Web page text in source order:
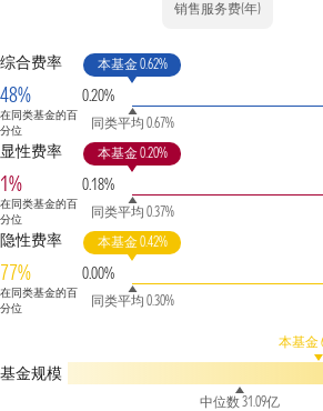
销售服务费(年)
综合费率
48%
在同类基金的百
分位
0.20%
本基金 0.62%
同类平均 0.67%
显性费率
1%
在同类基金的百
分位
0.18%
本基金 0.20%
同类平均 0.37%
隐性费率
77%
在同类基金的百
分位
0.00%
本基金 0.42%
同类平均 0.30%
基金规模
本基金
中位数 31.09亿